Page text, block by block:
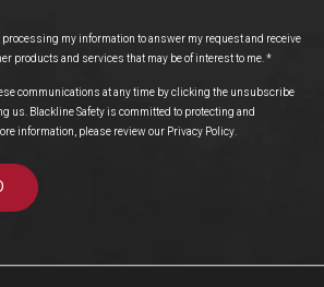
processing my information to answer my request and receive
products and services that may be of interest to me.*
communications at any time by clicking the unsubscribe
us. Blackline Safety is committed to protecting and
information, please review our Privacy Policy.